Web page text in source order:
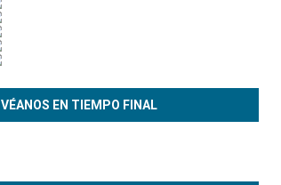
VÉANOS EN TIEMPO FINAL